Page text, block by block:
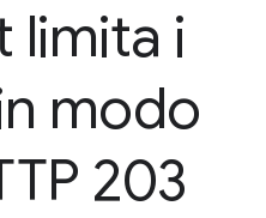
limita i
modo
203